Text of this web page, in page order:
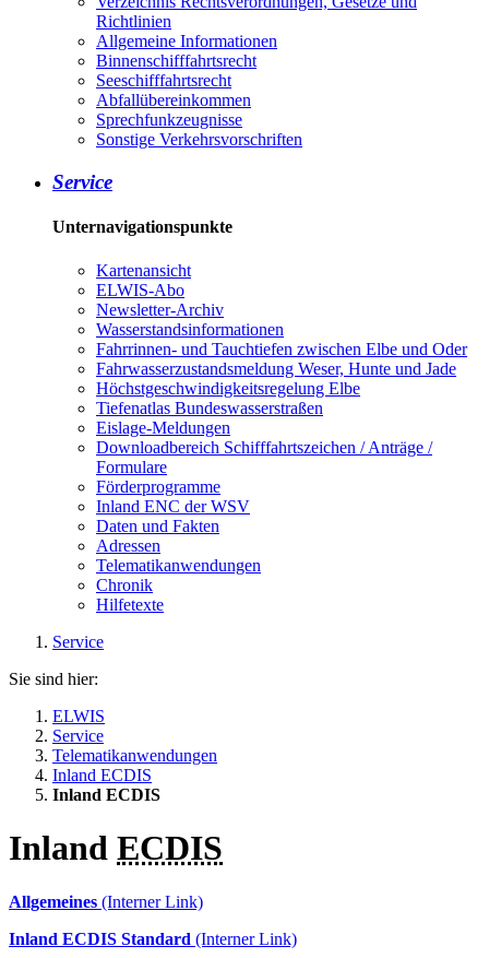
Richtlinien
Allgemeine Informationen
Binnenschifffahrtsrecht
Seeschifffahrtsrecht
Abfallübereinkommen
Sprechfunkzeugnisse
Sonstige Verkehrsvorschriften
Service
Unternavigationspunkte
Kartenansicht
ELWIS-Abo
Newsletter-Archiv
Wasserstandsinformationen
Fahrrinnen- und Tauchtiefen zwischen Elbe und Oder
Fahrwasserzustandsmeldung Weser, Hunte und Jade
Höchstgeschwindigkeitsregelung Elbe
Tiefenatlas Bundeswasserstraßen
Eislage-Meldungen
Downloadbereich Schifffahrtszeichen / Anträge /
Formulare
Förderprogramme
Inland ENC der WSV
Daten und Fakten
Adressen
Telematikanwendungen
Chronik
Hilfetexte
Service
Sie sind hier:
ELWIS
Service
Telematikanwendungen
Inland ECDIS
Inland ECDIS
Inland ECDIS
Allgemeines (Interner Link)
Inland ECDIS Standard (Interner Link)